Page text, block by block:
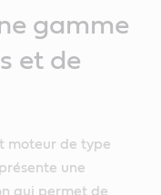
gamme
et de
moteur de type
une
qui permet de